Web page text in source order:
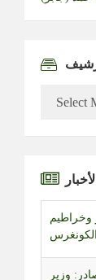
وزير
جلسة